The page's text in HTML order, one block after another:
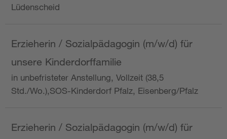
Lüdenscheid
Erzieherin / Sozialpädagogin (m/w/d) für
unsere Kinderdorffamilie
in unbefristeter Anstellung, Vollzeit (38,5
Std./Wo.),SOS-Kinderdorf Pfalz, Eisenberg/Pfalz
Erzieherin / Sozialpädagogin (m/w/d) für